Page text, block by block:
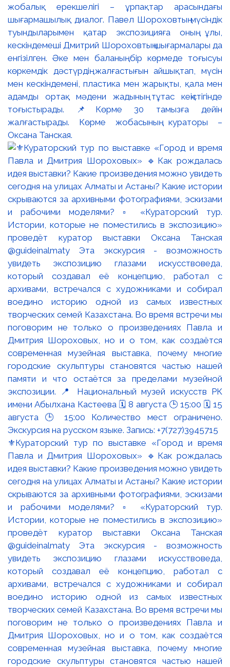
жобалық ерекшелігі – ұрпақтар арасындағы
шығармашылық диалог. Павел Шороховтың мүсіндік
туындыларымен қатар экспозицияға оның ұлы,
кескіндемеші Дмитрий Шороховтың шығармалары да
енгізілген. Әке мен баланың бір көрмеде тоғысуы
көркемдік дәстүрдің жалғастығын айшықтап, мүсін
мен кескіндемені, пластика мен жарықты, қала мен
адамды ортақ мәдени жадының тұтас кеңістігінде
тоғыстырады. 📌Көрме 30 тамызға дейін
жалғастырады. Көрме жобасының кураторы –
Оксана Танская.
⚜️Кураторский тур по выставке «Город и время
Павла и Дмитрия Шороховых» 🔹Как рождалась
идея выставки? Какие произведения можно увидеть
сегодня на улицах Алматы и Астаны? Какие истории
скрываются за архивными фотографиями, эскизами
и рабочими моделями? ▫️ «Кураторский тур.
Истории, которые не поместились в экспозицию»
проведёт куратор выставки Оксана Танская
@guideinalmaty Эта экскурсия - возможность
увидеть экспозицию глазами искусствоведа,
который создавал её концепцию, работал с
архивами, встречался с художниками и собирал
воедино историю одной из самых известных
творческих семей Казахстана. Во время встречи мы
поговорим не только о произведениях Павла и
Дмитрия Шороховых, но и о том, как создаётся
современная музейная выставка, почему многие
городские скульптуры становятся частью нашей